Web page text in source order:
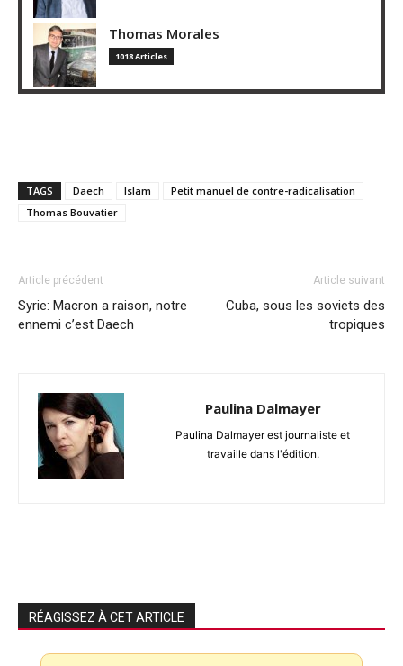
Thomas Morales
1018 Articles
TAGS Daech Islam
Petit manuel de contre-radicalisation
Thomas Bouvatier
Article précédent
Syrie: Macron a raison, notre
ennemi c’est Daech
Article suivant
Cuba, sous les soviets des
tropiques
Paulina Dalmayer
Paulina Dalmayer est journaliste et
travaille dans l'édition.
RÉAGISSEZ À CET ARTICLE